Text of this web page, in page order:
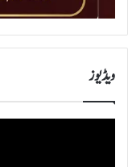
ویڈیوز